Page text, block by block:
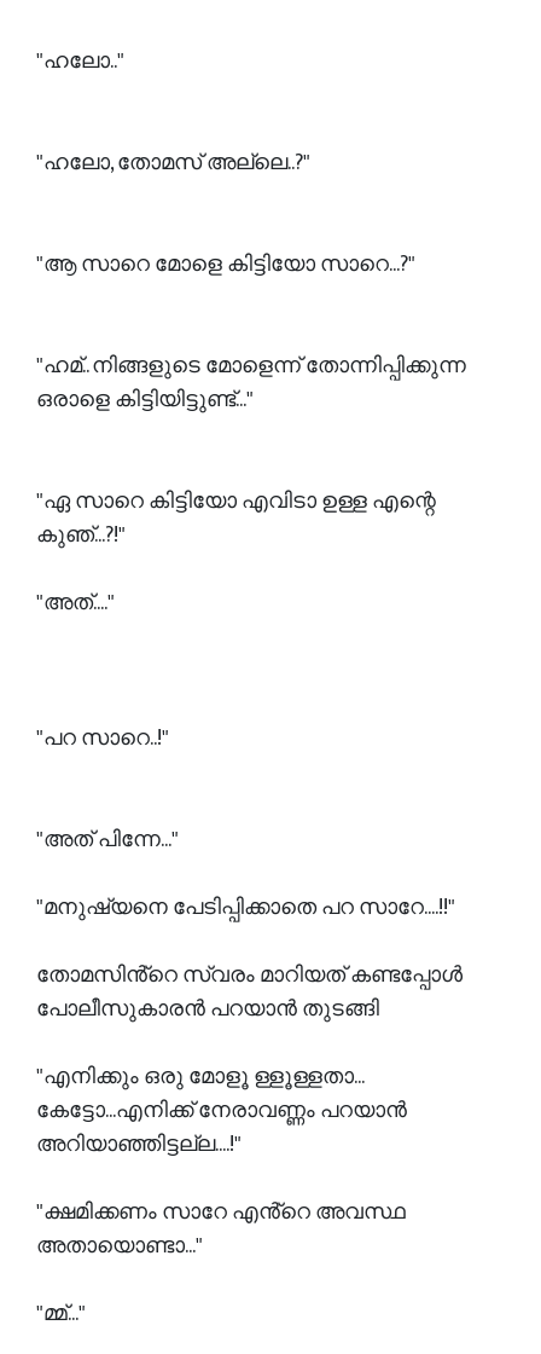
"ഹലോ.."
"ഹലോ, തോമസ് അല്ലെ..?"
"ആ സാറെ മോളെ കിട്ടിയോ സാറെ...?"
"ഹമ്.. നിങ്ങളുടെ മോളെന്ന് തോന്നിപ്പിക്കുന്ന
ഒരാളെ കിട്ടിയിട്ടുണ്ട്..."
"ഏ സാറെ കിട്ടിയോ എവിടാ ഉള്ള എന്റെ
കുഞ്...?!"
"അത്...."
"പറ സാറെ..!"
"അത് പിന്നേ..."
"മനുഷ്യനെ പേടിപ്പിക്കാതെ പറ സാറേ....!!"
തോമസിൻ്റെ സ്വരം മാറിയത് കണ്ടപ്പോൾ
പോലീസുകാരൻ പറയാൻ തുടങ്ങി
"എനിക്കും ഒരു മോളൂ ള്ളൂള്ളതാ...
കേട്ടോ...എനിക്ക് നേരാവണ്ണം പറയാൻ
അറിയാഞ്ഞിട്ടല്ല....!"
"ക്ഷമിക്കണം സാറേ എൻ്റെ അവസ്ഥ
അതായൊണ്ടാ..."
"മ്മ്..."